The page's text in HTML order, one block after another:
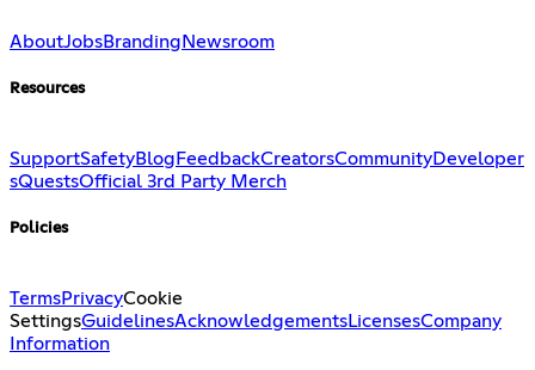
AboutJobsBranding Newsroom
Resources
SupportSafetyBlog FeedbackCreatorsCommunityDeveloper
sQuestsOfficial 3rd Party Merch
Policies
TermsPrivacyCookie
SettingsGuidelinesAcknowledgementsLicensesCompany
Information